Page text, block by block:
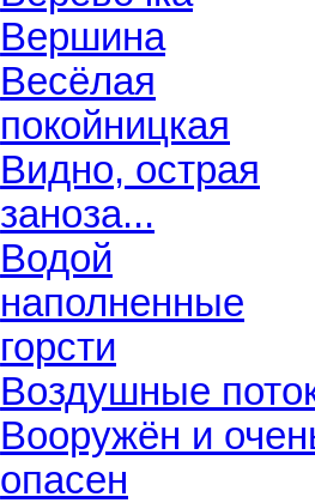
Вершина
Весёлая
покойницкая
Видно, острая
заноза...
Водой
наполненные
горсти
Воздушные
Вооружён и
опасен